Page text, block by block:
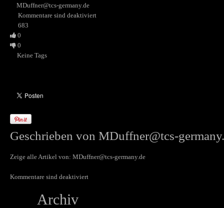
MDuffner@tcs-germany.de
Kommentare sind deaktiviert
683
0
0
Keine Tags
Geschrieben von MDuffner@tcs-
Zeige alle Artikel von: MDuffner@tcs-germany.de
Kommentare sind deaktiviert
Archiv